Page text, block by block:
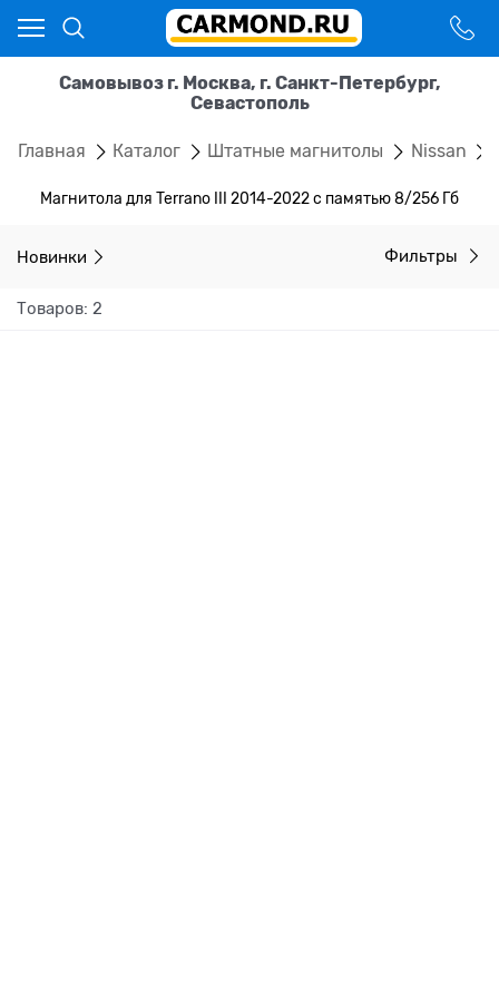
Самовывоз г. Москва, г. Санкт-Петербург,
Севастополь
Главная Каталог Штатные магнитолы Nissan
Магнитола для Terrano III 2014-2022 с памятью 8/256 Гб
Новинки Фильтры
Товаров: 2